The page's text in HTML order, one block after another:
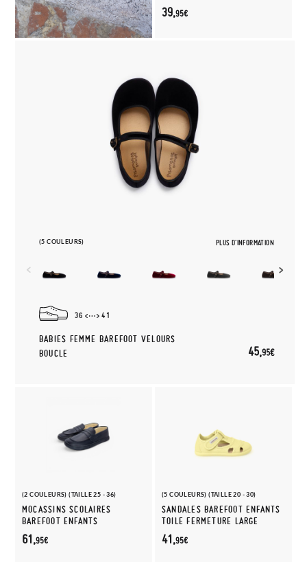
39,95€
(5 COULEURS) PLUS D'INFORMATION
36 41
BABIES FEMME BAREFOOT VELOURS
BOUCLE
45,95€
(2 COULEURS) (TAILLE 25 - 36)
MOCASSINS SCOLAIRES
BAREFOOT ENFANTS
61,95€
(5 COULEURS) (TAILLE 20 - 30)
SANDALES BAREFOOT ENFANTS
TOILE FERMETURE LARGE
41,95€